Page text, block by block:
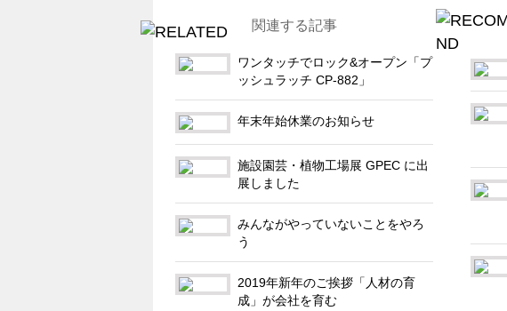
関連する記事
ワンタッチでロック&オープン「プ
ッシュラッチ CP-882」
年末年始休業のお知らせ
施設園芸・植物工場展 GPEC に出
展しました
みんながやっていないことをやろ
う
2019年新年のご挨拶「人材の育
成」が会社を育む